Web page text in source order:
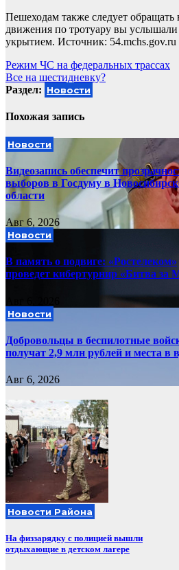
Пешеходам также следует
движения по тротуару вы
укрытием. Источник: 54.mchs.gov.ru
Навигация
по
Режим ЧС на федеральных трассах
Все на шестидневку?
Раздел: Новости
Похожая запись
Новости
Видеозапись обеспечит
выборов в Госдуму в
области
Авг 6, 2026
Новости
В память о подвиге: «Ростелеком»
проведет кибертурнир «Битва за
Новости
Добровольцы в беспилотные
получат 2,9 млн рублей и места в
Авг 6, 2026
Новости Района
На физзарядку с полицией вышли
отдыхающие в детском лагере